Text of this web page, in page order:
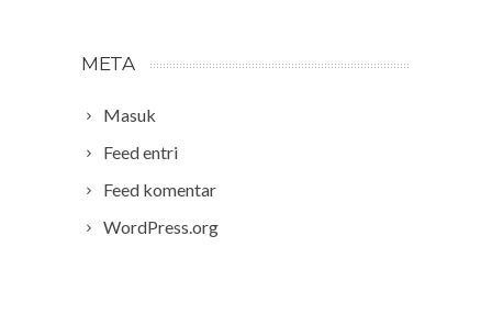
META
Masuk
Feed entri
Feed komentar
WordPress.org